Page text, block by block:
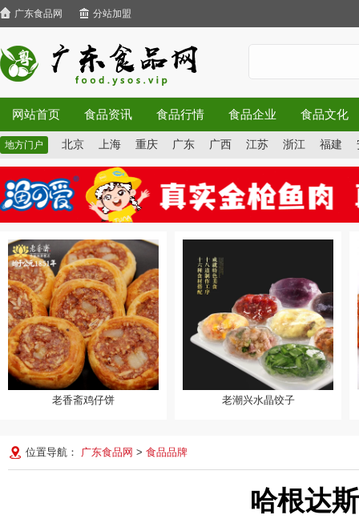
广东食品网 分站加盟
网站首页 食品资讯 食品行情 食品企业 食品文化
地方门户 北京 上海 重庆 广东 广西 江苏 浙江 福建
老香斋鸡仔饼老香斋鸡仔饼 老潮兴水晶饺子
老潮兴水晶饺子
位置导航： 广东食品网 > 食品品牌
哈根达斯